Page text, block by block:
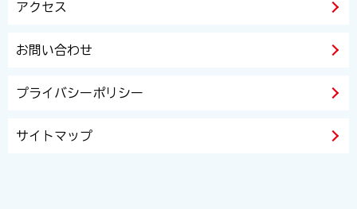
アクセス
お問い合わせ
プライバシーポリシー
サイトマップ